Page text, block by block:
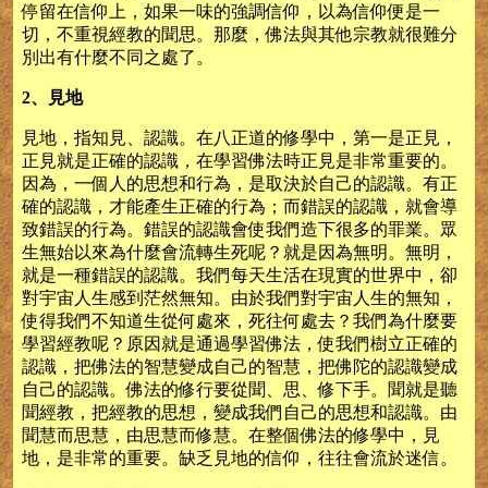
停留在信仰上，如果一味的強調信仰，以為信仰便是一
切，不重視經教的聞思。那麼，佛法與其他宗教就很難分
別出有什麼不同之處了。
2、見地
見地，指知見、認識。在八正道的修學中，第一是正見，
正見就是正確的認識，在學習佛法時正見是非常重要的。
因為，一個人的思想和行為，是取決於自己的認識。有正
確的認識，才能產生正確的行為；而錯誤的認識，就會導
致錯誤的行為。錯誤的認識會使我們造下很多的罪業。眾
生無始以來為什麼會流轉生死呢？就是因為無明。無明，
就是一種錯誤的認識。我們每天生活在現實的世界中，卻
對宇宙人生感到茫然無知。由於我們對宇宙人生的無知，
使得我們不知道生從何處來，死往何處去？我們為什麼要
學習經教呢？原因就是通過學習佛法，使我們樹立正確的
認識，把佛法的智慧變成自己的智慧，把佛陀的認識變成
自己的認識。佛法的修行要從聞、思、修下手。聞就是聽
聞經教，把經教的思想，變成我們自己的思想和認識。由
聞慧而思慧，由思慧而修慧。在整個佛法的修學中，見
地，是非常的重要。缺乏見地的信仰，往往會流於迷信。